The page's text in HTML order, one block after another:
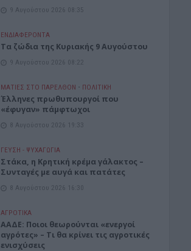
9 Αυγούστου 2026 08:35
ΕΝΔΙΑΦΕΡΟΝΤΑ
Τα ζώδια της Κυριακής 9 Αυγούστου
9 Αυγούστου 2026 08:22
ΜΑΤΙΕΣ ΣΤΟ ΠΑΡΕΛΘΟΝ • ΠΟΛΙΤΙΚΗ
Έλληνες πρωθυπουργοί που
«έφυγαν» πάμφτωχοι
8 Αυγούστου 2026 19:33
ΓΕΎΣΗ - ΨΥΧΑΓΩΓΊΑ
Στάκα, η Κρητική κρέμα γάλακτος –
Συνταγές με αυγά και πατάτες
8 Αυγούστου 2026 16:30
ΑΓΡΟΤΙΚΑ
ΑΑΔΕ: Ποιοι θεωρούνται «ενεργοί
αγρότες» – Τι θα κρίνει τις αγροτικές
ενισχύσεις